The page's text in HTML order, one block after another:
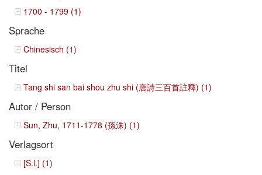
1700 - 1799 (1)
Sprache
Chinesisch (1)
Titel
Tang shi san bai shou zhu shi (唐詩三百首註釋) (1)
Autor / Person
Sun, Zhu, 1711-1778 (孫洙) (1)
Verlagsort
[S.l.] (1)